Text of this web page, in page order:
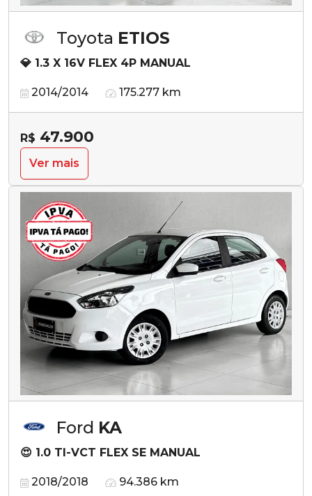
Toyota ETIOS
💎 1.3 X 16V FLEX 4P MANUAL
2014/2014 175.277 km
R$ 47.900
Ver mais
Ford KA
😍 1.0 TI-VCT FLEX SE MANUAL
2018/2018 94.386 km